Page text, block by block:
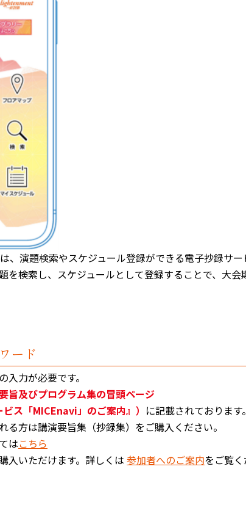
、演題検索やスケジュール登録ができる電子抄録サ
を検索し、スケジュールとして登録することで、大
ード
力が必要です。
旨及びプログラム集の冒頭ページ
ス「MICEnavi」のご案内』） に記載されております
る方は講演要旨集（抄録集）をご購入ください。
はこちら
入いただけます。詳しくは 参加者へのご案内をご覧